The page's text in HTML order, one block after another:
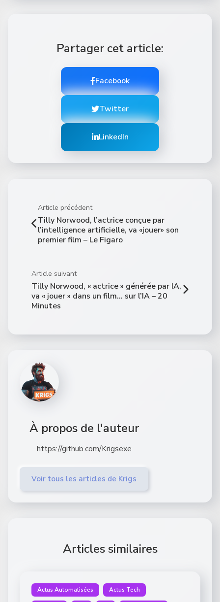
Partager cet article:
Facebook
Twitter
LinkedIn
Article précédent
Tilly Norwood, l’actrice conçue par
l’intelligence artificielle, va «jouer» son
premier film – Le Figaro
Article suivant
Tilly Norwood, « actrice » générée par IA,
va « jouer » dans un film… sur l’IA – 20
Minutes
À propos de l'auteur
https://github.com/Krigsexe
Voir tous les articles de Krigs
Articles similaires
Actus Automatisées Actus Tech